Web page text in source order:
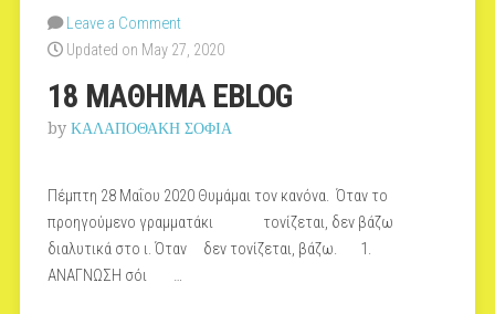
Leave a Comment
Updated on May 27, 2020
18 ΜΑΘΗΜΑ EBLOG
by ΚΑΛΑΠΟΘΑΚΗ ΣΟΦΙΑ
Πέμπτη 28 Μαΐου 2020 Θυμάμαι τον κανόνα. Όταν το
προηγούμενο γραμματάκι τονίζεται, δεν βάζω
διαλυτικά στο ι. Όταν δεν τονίζεται, βάζω. 1.
ΑΝΑΓΝΩΣΗ σόι …